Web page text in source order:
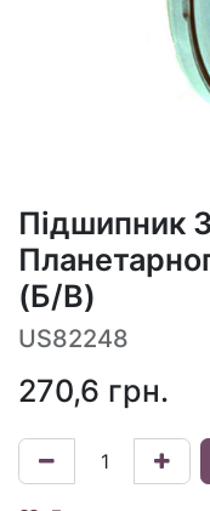
Підшипник
(Б/В)
US82248
270,6 грн.